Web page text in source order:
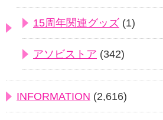
15周年関連グッズ (1)
アソビストア (342)
INFORMATION (2,616)